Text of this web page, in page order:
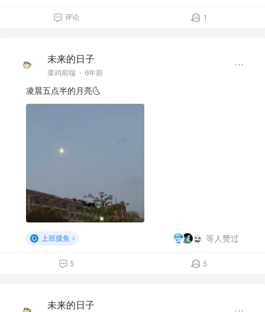
评论 1
未来的日子
菜鸡前端 · 6年前
凌晨五点半的月亮🌜
上班摸鱼 等人赞过
5 5
未来的日子